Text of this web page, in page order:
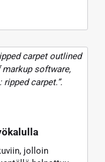
jolloin